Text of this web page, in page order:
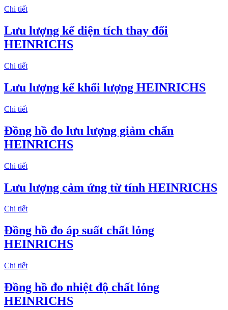
Chi tiết
Lưu lượng kế diện tích thay đổi
HEINRICHS
Chi tiết
Lưu lượng kế khối lượng HEINRICHS
Chi tiết
Đồng hồ đo lưu lượng giảm chấn
HEINRICHS
Chi tiết
Lưu lượng cảm ứng từ tính HEINRICHS
Chi tiết
Đồng hồ đo áp suất chất lỏng
HEINRICHS
Chi tiết
Đồng hồ đo nhiệt độ chất lỏng
HEINRICHS